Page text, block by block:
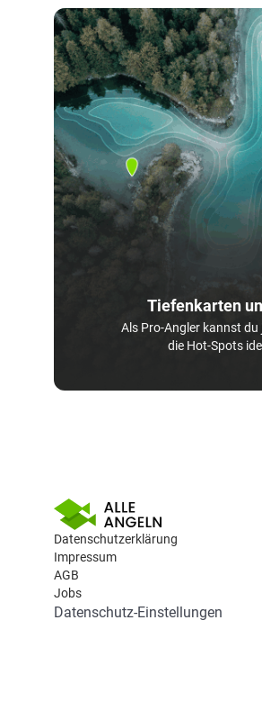
Tiefenkarten
Als Pro-Angler kannst
die Hot-Spots
Datenschutzerklärung
Impressum
AGB
Jobs
Datenschutz-Einstellungen